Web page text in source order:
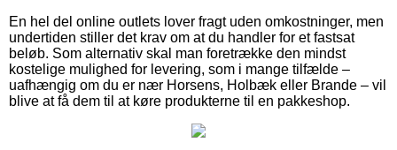
En hel del online outlets lover fragt uden omkostninger, men
undertiden stiller det krav om at du handler for et fastsat
beløb. Som alternativ skal man foretrække den mindst
kostelige mulighed for levering, som i mange tilfælde –
uafhængig om du er nær Horsens, Holbæk eller Brande – vil
blive at få dem til at køre produkterne til en pakkeshop.